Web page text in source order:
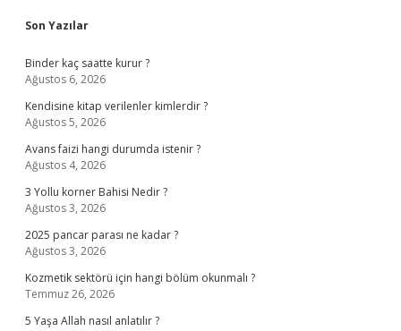
Sidebar
Son Yazılar
Binder kaç saatte kurur ?
Ağustos 6, 2026
Kendisine kitap verilenler kimlerdir ?
Ağustos 5, 2026
Avans faizi hangi durumda istenir ?
Ağustos 4, 2026
3 Yollu korner Bahisi Nedir ?
Ağustos 3, 2026
2025 pancar parası ne kadar ?
Ağustos 3, 2026
Kozmetik sektörü için hangi bölüm okunmalı ?
Temmuz 26, 2026
5 Yaşa Allah nasıl anlatılır ?